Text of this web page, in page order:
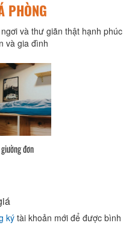
PHÒNG
và thư giãn thật hạnh phúc
và gia đình
đơn
ký tài khoản mới để được bình